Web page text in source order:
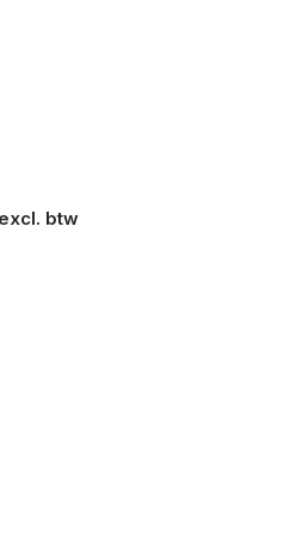
excl. btw